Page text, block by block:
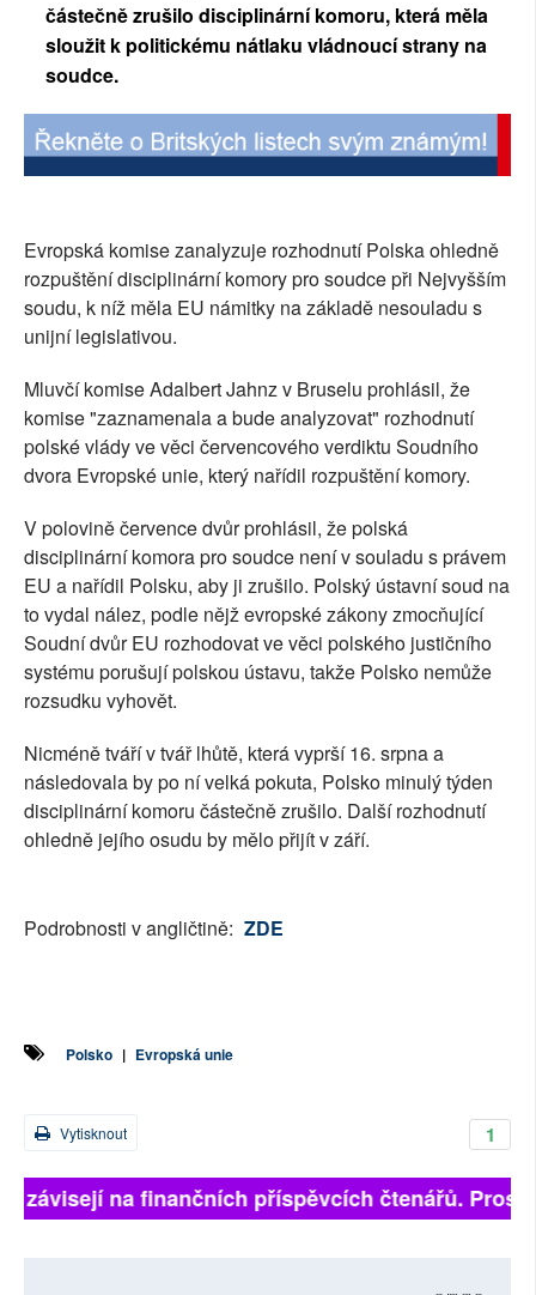
PLNÁ VERZE STRÁNEK
částečně zrušilo disciplinární komoru, která měla
sloužit k politickému nátlaku vládnoucí strany na
soudce.
Evropská komise zanalyzuje rozhodnutí Polska ohledně
rozpuštění disciplinární komory pro soudce při Nejvyšším
soudu, k níž měla EU námitky na základě nesouladu s
unijní legislativou.
Mluvčí komise Adalbert Jahnz v Bruselu prohlásil, že
komise "zaznamenala a bude analyzovat" rozhodnutí
polské vlády ve věci červencového verdiktu Soudního
dvora Evropské unie, který nařídil rozpuštění komory.
V polovině července dvůr prohlásil, že polská
disciplinární komora pro soudce není v souladu s právem
EU a nařídil Polsku, aby ji zrušilo. Polský ústavní soud na
to vydal nález, podle nějž evropské zákony zmocňující
Soudní dvůr EU rozhodovat ve věci polského justičního
systému porušují polskou ústavu, takže Polsko nemůže
rozsudku vyhovět.
Nicméně tváří v tvář lhůtě, která vyprší 16. srpna a
následovala by po ní velká pokuta, Polsko minulý týden
disciplinární komoru částečně zrušilo. Další rozhodnutí
ohledně jejího osudu by mělo přijít v září.
Podrobnosti v angličtině: ZDE
Polsko | Evropská unie
1
Vytisknout
závisejí na finančních příspěvcích čtenářů.